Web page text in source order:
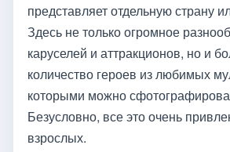
представляет отдельную страну
Здесь не только огромное
каруселей и аттракционов, но и
количество героев из любимых
которыми можно
Безусловно, все это очень
взрослых.